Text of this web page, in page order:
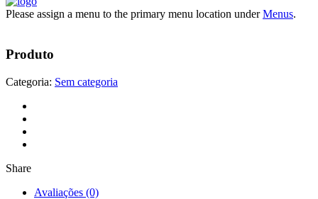
Please assign a menu to the primary menu location underMenus.
Produto
Categoria: Sem categoria
Share
Avaliações (0)